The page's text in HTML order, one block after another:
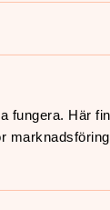
fungera. Här